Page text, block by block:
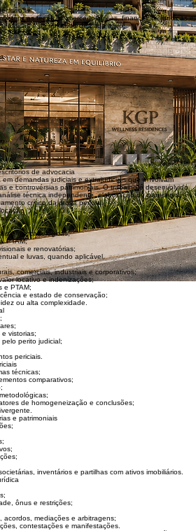
controvérsias patrimoniais;
jurídicos e escritórios de advocacia.
técnicas, mercadológicas, financeiras, jurídicas e
e os objetivos de cada ativo.
de advocacia
demandas judiciais e extrajudiciais que envolvam
e controvérsias patrimoniais. O trabalho é desenvolvido
técnica independente, elaboração de pareceres,
crítico da prova pericial.
e mercadológicas;
PTAM;
e renovatórias;
e luvas, quando aplicável.
comerciais, industriais e corporativos;
locativo e indenizações;
e PTAM;
e estado de conservação;
ou alta complexidade.
vistorias;
perito judicial;
periciais.
técnicas;
comparativos;
de homogeneização e conclusões;
e patrimoniais
inventários e partilhas com ativos imobiliários.
ônus e restrições;